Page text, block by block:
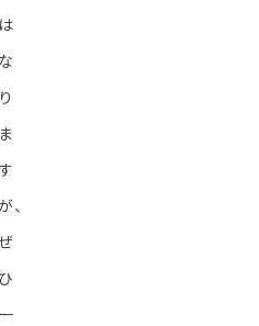
は
な
り
ま
、
ひ
一